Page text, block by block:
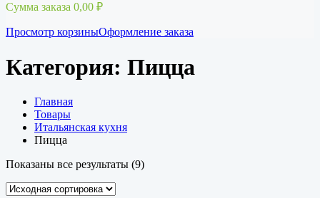
Сумма заказа 0,00 ₽
Просмотр корзиныОформление заказа
Категория: Пицца
Главная
Товары
Итальянская кухня
Пицца
Показаны все результаты (9)